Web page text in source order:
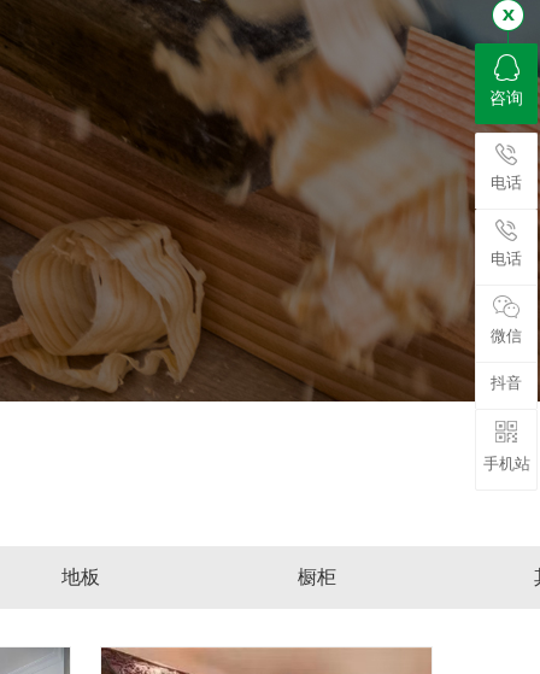
地板 橱柜
咨询
电话
电话
微信
抖音
手机站